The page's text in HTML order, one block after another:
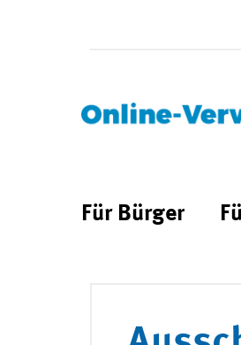
Für Bürger